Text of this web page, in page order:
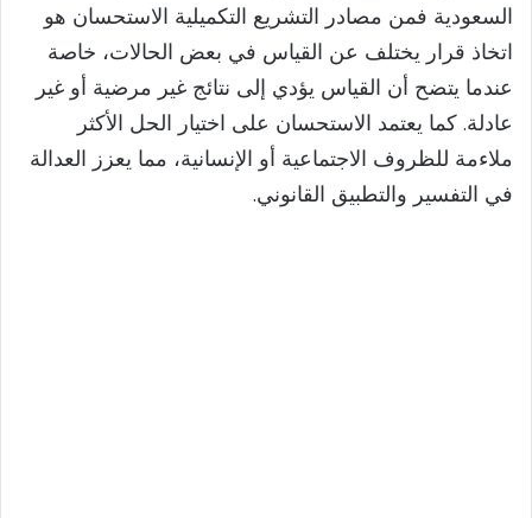
السعودية فمن مصادر التشريع التكميلية الاستحسان هو
اتخاذ قرار يختلف عن القياس في بعض الحالات، خاصة
عندما يتضح أن القياس يؤدي إلى نتائج غير مرضية أو غير
عادلة. كما يعتمد الاستحسان على اختيار الحل الأكثر
ملاءمة للظروف الاجتماعية أو الإنسانية، مما يعزز العدالة
في التفسير والتطبيق القانوني.